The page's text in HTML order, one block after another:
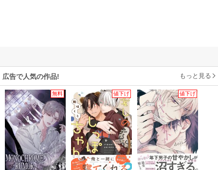
広告で人気の作品! もっと見る
無料 値下げ 値下げ